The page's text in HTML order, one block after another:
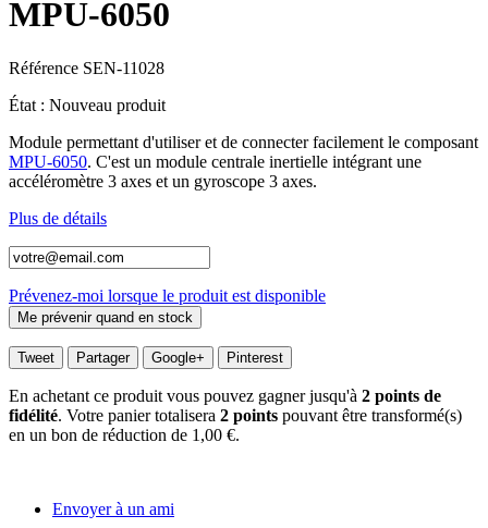
MPU-6050
Référence SEN-11028
État : Nouveau produit
Module permettant d'utiliser et de connecter facilement le composant
MPU-6050. C'est un module centrale inertielle intégrant une
accéléromètre 3 axes et un gyroscope 3 axes.
Plus de détails
Prévenez-moi lorsque le produit est disponible
Tweet Partager Google+ Pinterest
En achetant ce produit vous pouvez gagner jusqu'à 2 points de
fidélité. Votre panier totalisera 2 points pouvant être transformé(s)
en un bon de réduction de 1,00 €.
Envoyer à un ami